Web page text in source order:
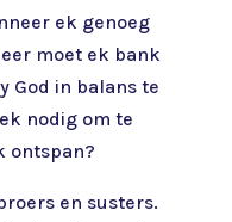
ek genoeg
moet ek bank
God in balans te
nodig om te
ontspan?
en susters.